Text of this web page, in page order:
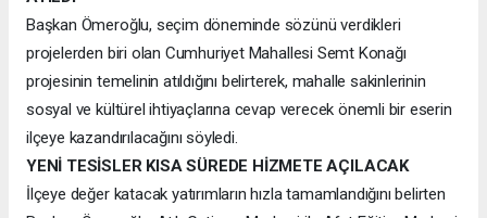
Başkan Ömeroğlu, seçim döneminde sözünü verdikleri
projelerden biri olan Cumhuriyet Mahallesi Semt Konağı
projesinin temelinin atıldığını belirterek, mahalle sakinlerinin
sosyal ve kültürel ihtiyaçlarına cevap verecek önemli bir eserin
ilçeye kazandırılacağını söyledi.
YENİ TESİSLER KISA SÜREDE HİZMETE AÇILACAK
İlçeye değer katacak yatırımların hızla tamamlandığını belirten